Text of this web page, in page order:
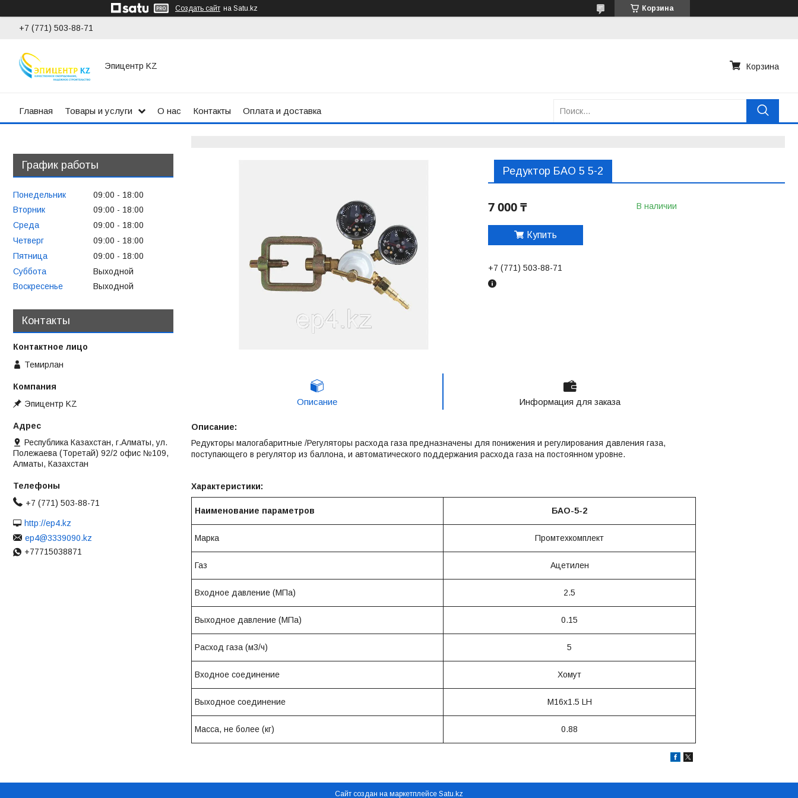
Создать сайт на Satu.kz Корзина
+7 (771) 503-88-71
Эпицентр KZ Корзина
Главная Товары и услуги О нас Контакты Оплата и доставка
Редуктор БАО 5 5-2
7 000 ₸ В наличии
Купить
+7 (771) 503-88-71
Описание Информация для заказа
Описание:
Редукторы малогабаритные /Регуляторы расхода газа предназначены для понижения и регулирования давления газа,
поступающего в регулятор из баллона, и автоматического поддержания расхода газа на постоянном уровне.
Характеристики:
Наименование параметров БАО-5-2
Марка Промтехкомплект
Газ Ацетилен
Входное давление (МПа) 2.5
Выходное давление (МПа) 0.15
Расход газа (м3/ч) 5
Входное соединение Хомут
Выходное соединение М16х1.5 LH
Масса, не более (кг) 0.88
График работы
Понедельник 09:00
18:00
Вторник
09:00
18:00
Среда
09:00
18:00
Четверг
09:00
18:00
Пятница
09:00
18:00
Суббота
Выходной
Воскресенье
Выходной
Контакты
Темирлан
Эпицентр KZ
Республика Казахстан, г.Алматы, ул.
Полежаева (Торетай) 92/2 офис №109,
Алматы, Казахстан
+7 (771) 503-88-71
http://ep4.kz
ep4@3339090.kz
+77715038871
Сайт создан на маркетплейсе Satu.kz